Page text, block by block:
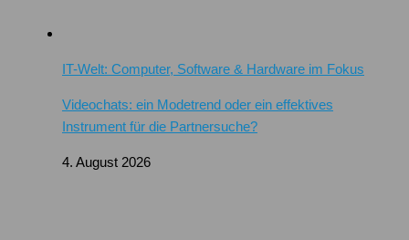
IT-Welt: Computer, Software & Hardware im Fokus
Videochats: ein Modetrend oder ein effektives
Instrument für die Partnersuche?
4. August 2026